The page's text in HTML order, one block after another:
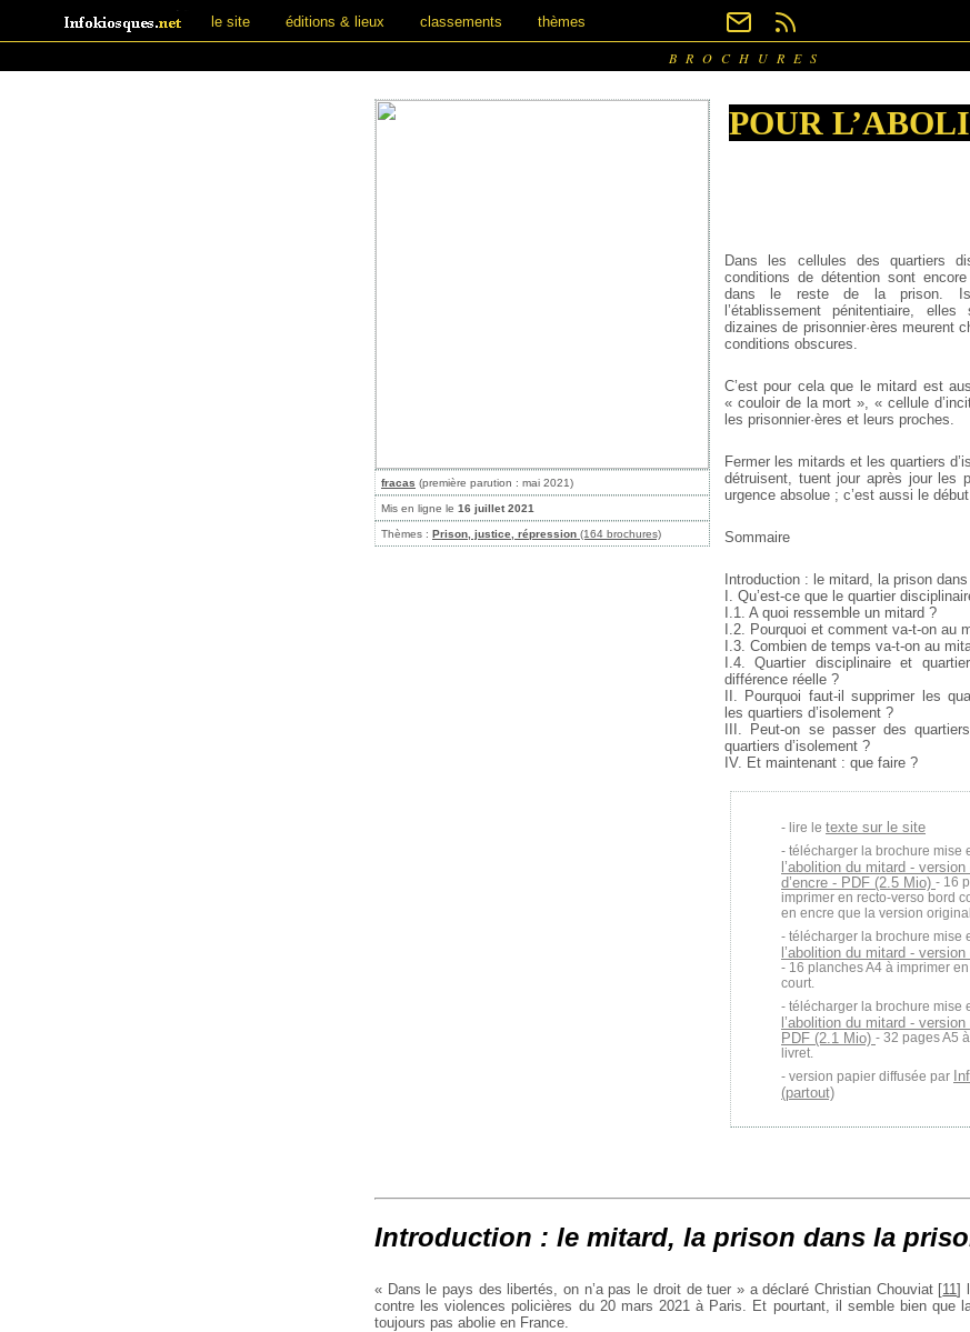
le site éditions & lieux classements thèmes
BROCHURES
fracas (première parution : mai 2021)
Mis en ligne le 16 juillet 2021
Thèmes : Prison, justice, répression (164 brochures)
POUR
Dans les cellules des quartiers
conditions de détention sont
dans le reste de la prison.
l’établissement pénitentiaire,
dizaines de prisonnier·ères meurent
conditions obscures.
C’est pour cela que le mitard est
« couloir de la mort », « cellule
les prisonnier·ères et leurs proches.
Fermer les mitards et les quartiers
détruisent, tuent jour après jour les
urgence absolue ; c’est aussi le
Sommaire
Introduction : le mitard, la prison
I. Qu’est-ce que le quartier
I.1. A quoi ressemble un mitard ?
I.2. Pourquoi et comment va-t-on au
I.3. Combien de temps va-t-on au
I.4. Quartier disciplinaire et
différence réelle ?
II. Pourquoi faut-il supprimer les
les quartiers d’isolement ?
III. Peut-on se passer des
quartiers d’isolement ?
IV. Et maintenant : que faire ?
lire le texte sur le site
télécharger la brochure mise
l’abolition du mitard -
d’encre - PDF (2.5 Mio) - 16
imprimer en recto-verso bord
en encre que la version
télécharger la brochure mise
l’abolition du mitard -
- 16 planches A4 à imprimer
court.
télécharger la brochure mise
l’abolition du mitard -
PDF (2.1 Mio) - 32 pages A5
livret.
version papier diffusée par
(partout)
Introduction : le mitard, la prison dans la
« Dans le pays des libertés, on n’a pas le droit de tuer » a déclaré Christian Chouviat[11]
contre les violences policières du 20 mars 2021 à Paris. Et pourtant, il semble bien que
toujours pas abolie en France.